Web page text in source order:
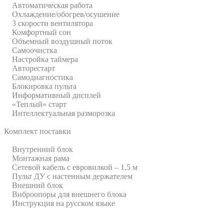
Автоматическая работа
Охлаждение/обогрев/осушение
3 скорости вентилятора
Комфортный сон
Объемный воздушный поток
Самоочистка
Настройка таймера
Авторестарт
Самодиагностика
Блокировка пульта
Информативный дисплей
«Теплый» старт
Интеллектуальная разморозка
Комплект поставки
Внутренний блок
Монтажная рама
Сетевой кабель с евровилкой – 1,5 м
Пульт ДУ с настенным держателем
Внешний блок
Виброопоры для внешнего блока
Инструкция на русском языке